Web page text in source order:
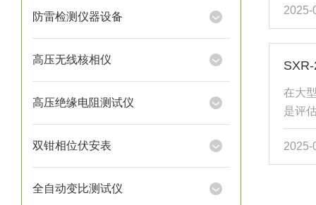
防雷检测仪器设备
高压无线核相仪
高压绝缘电阻测试仪
双钳相位伏安表
全自动变比测试仪
维度
验：
承受
与实
压，
2025-
在大
是评
节。
（
续试
2025-